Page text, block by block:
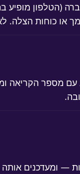
(הטלפון
כוחות הצלה.
מספר הקריאה
ומעדכנים אותה